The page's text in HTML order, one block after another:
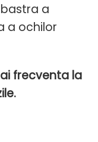
a
a ochilor
frecventa la